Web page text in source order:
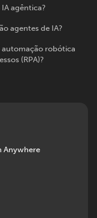
agêntica?
agentes de IA?
automação robótica
(RPA)?
Anywhere